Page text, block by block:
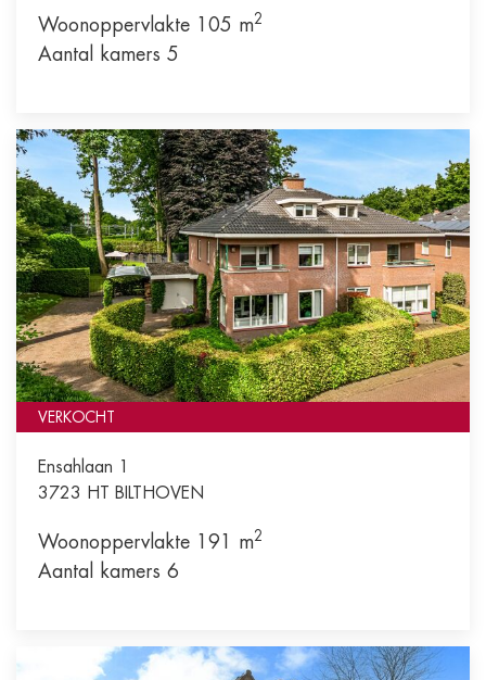
Woonoppervlakte 105 m2
Aantal kamers 5
VERKOCHT
Ensahlaan 1
3723 HT BILTHOVEN
Woonoppervlakte 191 m2
Aantal kamers 6